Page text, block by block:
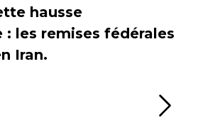
hausse
: les remises fédérales
Iran.